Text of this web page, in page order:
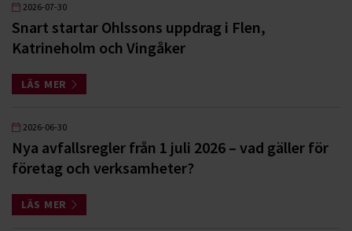
2026-07-30
Snart startar Ohlssons uppdrag i Flen,
Katrineholm och Vingåker
LÄS MER
2026-06-30
Nya avfallsregler från 1 juli 2026 – vad gäller för
företag och verksamheter?
LÄS MER